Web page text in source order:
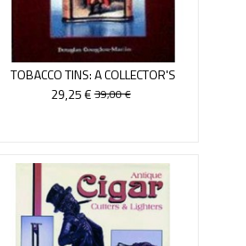
TOBACCO TINS: A COLLECTOR'S
GUIDE
29,25 €39,00 €